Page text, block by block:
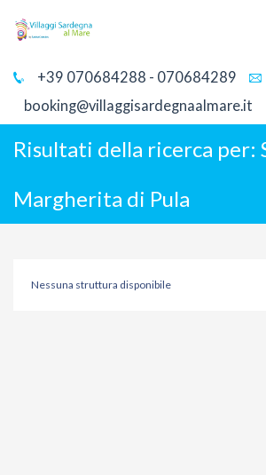
+39 070684288 - 070684289
booking@villaggisardegnaalmare.it
Risultati della ricerca per:
Margherita di Pula
Nessuna struttura disponibile